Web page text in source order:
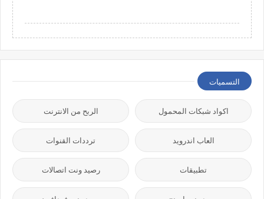
التسميات
اكواد شبكات المحمول الربح من الانترنت
العاب اندرويد ترددات القنوات
تطبيقات رصيد ونت اتصالات